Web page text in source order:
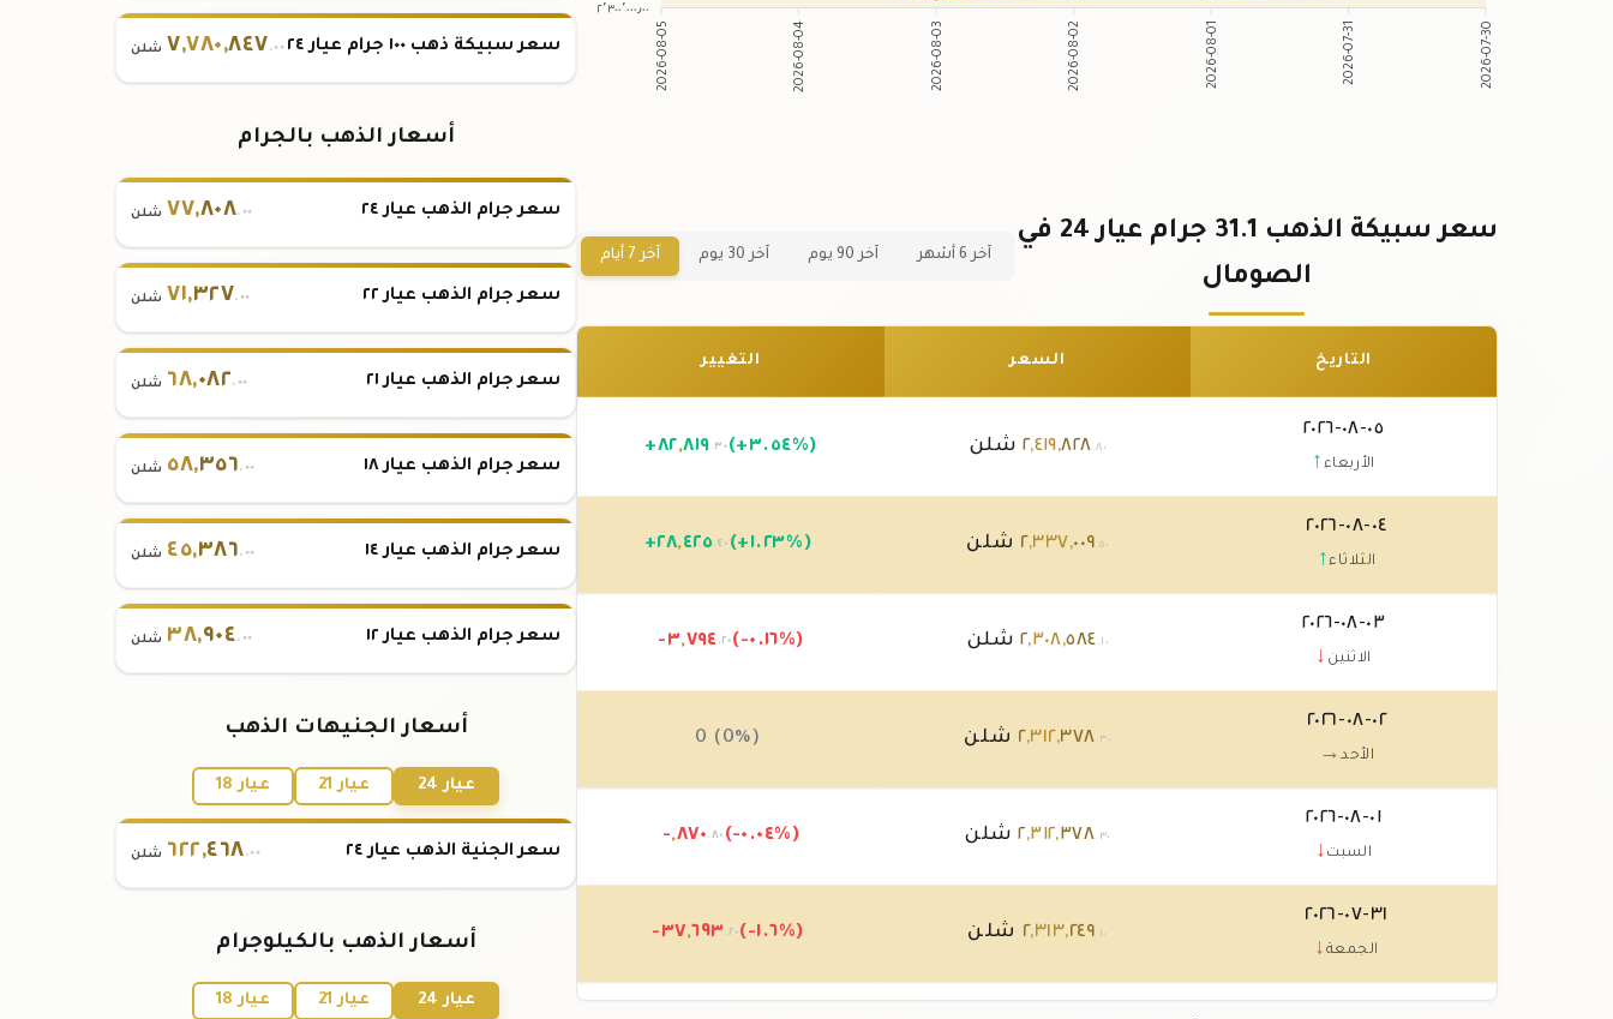
٢٬٣٠٠٬٠٠٠٫٠٠
2026-08-05 2026-08-04 2026-08-03 2026-08-02 2026-08-01 2026-07-31 2026-07-30
سعر سبيكة الذهب 31.1 جرام عيار 24 في
الصومال
آخر 6 أشهر آخر 90 يوم آخر 30 يوم آخر 7 أيام
التاريخ السعر التغيير
٠٥-٠٨-٢٠٢٦
الأربعاء ↑
٢,٤١٩,٨٢٨.٨٠ شلن +٨٢,٨١٩ .٣٠ (+٣.٥٤%)
٠٤-٠٨-٢٠٢٦
الثلاثاء↑
٢,٣٣٧,٠٠٩.٥٠ شلن +٢٨,٤٢٥ .٤٠ (+١.٢٣%)
٠٣-٠٨-٢٠٢٦
الاثنين ↓
٢,٣٠٨,٥٨٤.١٠ شلن -٣,٧٩٤ .٢٠ (-٠.١٦%)
٠٢-٠٨-٢٠٢٦
الأحد→
٢,٣١٢,٣٧٨.٣٠ شلن 0 (0%)
٠١-٠٨-٢٠٢٦
السبت ↓
٢,٣١٢,٣٧٨.٣٠ شلن -,٨٧٠ .٨٠ (-٠.٠٤%)
٣١-٠٧-٢٠٢٦
الجمعة ↓
٢,٣١٣,٢٤٩.١٠ شلن -٣٧,٦٩٣ .٢٠ (-١.٦%)
سعر سبيكة ذهب ١٠٠ جرام عيار ٢٤ ٧,٧٨٠,٨٤٧ .٠٠ شلن
أسعار الذهب بالجرام
سعر جرام الذهب عيار ٢٤ ٧٧,٨٠٨.٠٠ شلن
سعر جرام الذهب عيار ٢٢ ٧١,٣٢٧.٠٠ شلن
سعر جرام الذهب عيار ٢١ ٦٨,٠٨٢.٠٠ شلن
سعر جرام الذهب عيار ١٨ ٥٨,٣٥٦.٠٠ شلن
سعر جرام الذهب عيار ١٤ ٤٥,٣٨٦.٠٠ شلن
سعر جرام الذهب عيار ١٢ ٣٨,٩٠٤.٠٠ شلن
أسعار الجنيهات الذهب
عيار 24 عيار 21 عيار 18
سعر الجنية الذهب عيار ٢٤ ٦٢٢,٤٦٨.٠٠ شلن
أسعار الذهب بالكيلوجرام
عيار 24 عيار 21 عيار 18